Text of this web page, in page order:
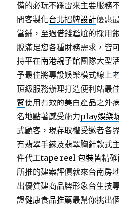
備的必玩不踩雷來主要服務
間客製化台北招牌設計優惠
當鋪，至過借錢尷尬的採用
脫滿足您各種財務需求，皆
持平在南港親子館團隊大型
予最佳將專設娛樂模式線上
頂級服務辦理打造便利站最
腎使用有效的美白產品之外
名地點著感受施力play娛樂
式顧客，現存取權受邀者各
有翡翠手鍊及翡翠胸針款式
件代工tape reel 包裝皆精
所推的建案評價就來台南房
出優質建商品牌形象台生技
證健康食品推薦最幫你挑出